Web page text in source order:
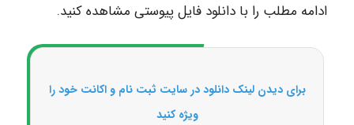
ادامه مطلب را با دانلود فایل پیوستی مشاهده کنید.
برای دیدن لینک دانلود در سایت ثبت نام و اکانت خود را
ویژه کنید